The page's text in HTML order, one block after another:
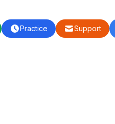
Practice Support